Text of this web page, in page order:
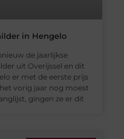
in Hengelo
de jaarlijkse
uit Overijssel en dit
er met de eerste prijs
vorig jaar nog moest
gingen ze er dit